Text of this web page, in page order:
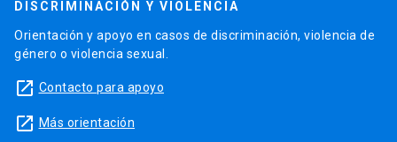
DISCRIMINACIÓN Y VIOLENCIA
Orientación y apoyo en casos de discriminación, violencia de
género o violencia sexual.
launch Contacto para apoyo
launch Más orientación